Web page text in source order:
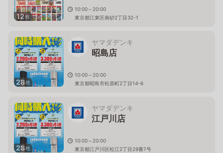
12枚
10:00～20:00
東京都江東区南砂2丁目32-1
28枚
ヤマダデンキ
昭島店
10:00～20:00
東京都昭島市松原町2丁目14-6
28枚
ヤマダデンキ
江戸川店
10:00～20:00
東京都江戸川区松江2丁目29番7号